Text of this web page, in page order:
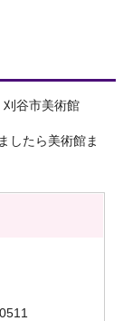
谷市美術館
したら美術館ま